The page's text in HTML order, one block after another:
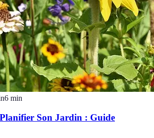
6 min
Son Jardin : Guide